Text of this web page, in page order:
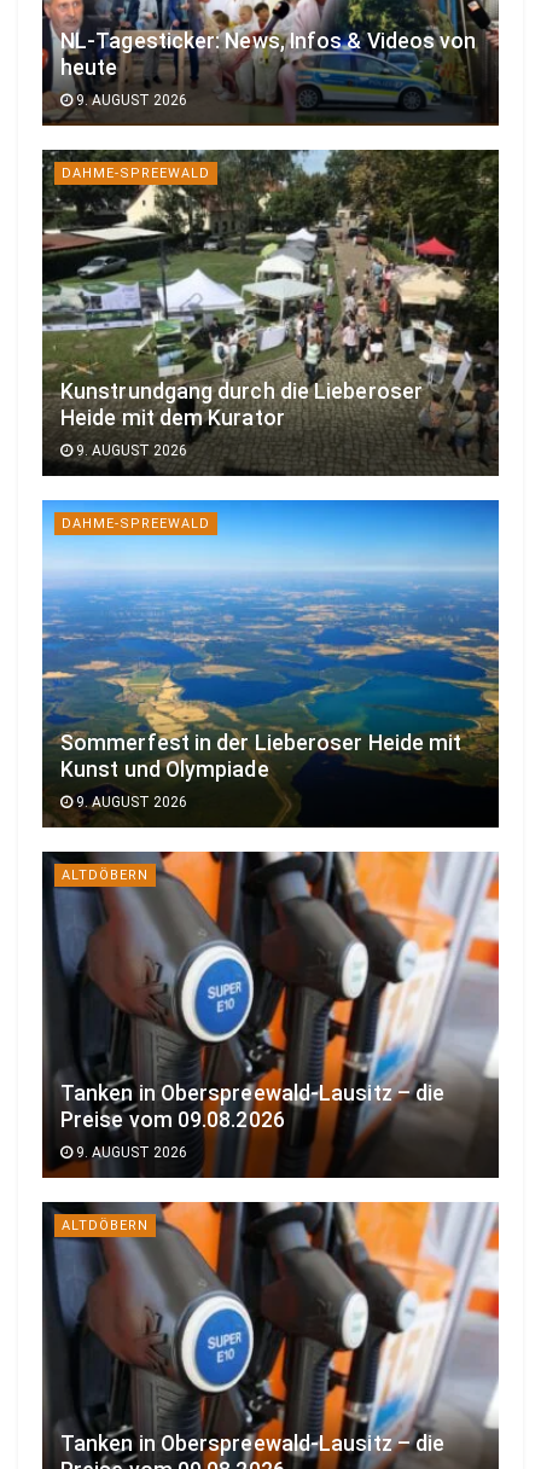
NL-Tagesticker: News, Infos & Videos von
heute
9. AUGUST 2026
DAHME-SPREEWALD
Kunstrundgang durch die Lieberoser
Heide mit dem Kurator
9. AUGUST 2026
DAHME-SPREEWALD
Sommerfest in der Lieberoser Heide mit
Kunst und Olympiade
9. AUGUST 2026
ALTDÖBERN
Tanken in Oberspreewald-Lausitz – die
Preise vom 09.08.2026
9. AUGUST 2026
ALTDÖBERN
Tanken in Oberspreewald-Lausitz – die